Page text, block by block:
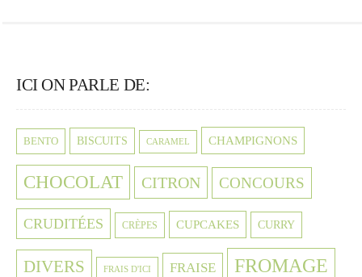
ICI ON PARLE DE:
BENTO BISCUITS CARAMEL CHAMPIGNONS
CHOCOLAT CITRON CONCOURS
CRUDITÉES CRÈPES CUPCAKES CURRY
DIVERS FRAIS D'ICI FRAISE FROMAGE